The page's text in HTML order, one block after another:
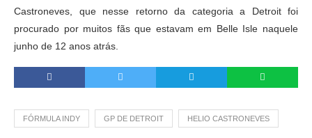
Castroneves, que nesse retorno da categoria a Detroit foi
procurado por muitos fãs que estavam em Belle Isle naquele
junho de 12 anos atrás.
FÓRMULA INDY GP DE DETROIT HELIO CASTRONEVES